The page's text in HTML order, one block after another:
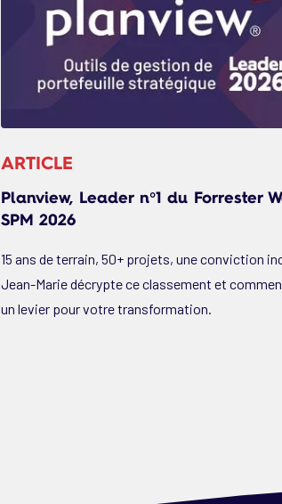
ARTICLE
Planview, Leader n°1 du Forrester
SPM 2026
15 ans de terrain, 50+ projets, une conviction
Jean-Marie décrypte ce classement et
un levier pour votre transformation.